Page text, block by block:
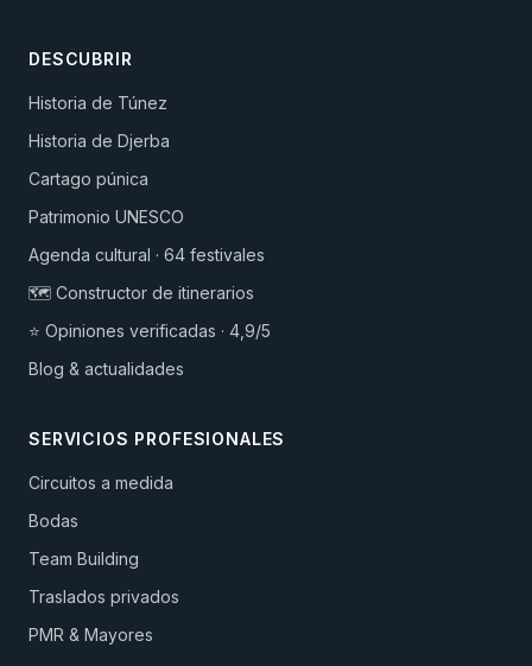
DESCUBRIR
Historia de Túnez
Historia de Djerba
Cartago púnica
Patrimonio UNESCO
Agenda cultural · 64 festivales
🗺️ Constructor de itinerarios
⭐ Opiniones verificadas · 4,9/5
Blog & actualidades
SERVICIOS PROFESIONALES
Circuitos a medida
Bodas
Team Building
Traslados privados
PMR & Mayores